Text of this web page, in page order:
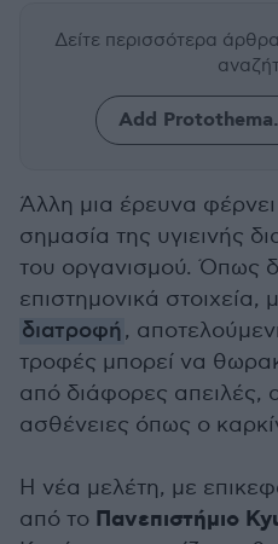
Δείτε περισσότερα
Add
Άλλη μια έρευνα
σημασία της υγιεινής
του οργανισμού. Όπως
επιστημονικά στοιχεία,
διατροφή,
τροφές μπορεί να
από διάφορες απειλές,
ασθένειες όπως ο
Η νέα μελέτη, με
από το Πανεπιστήμιο